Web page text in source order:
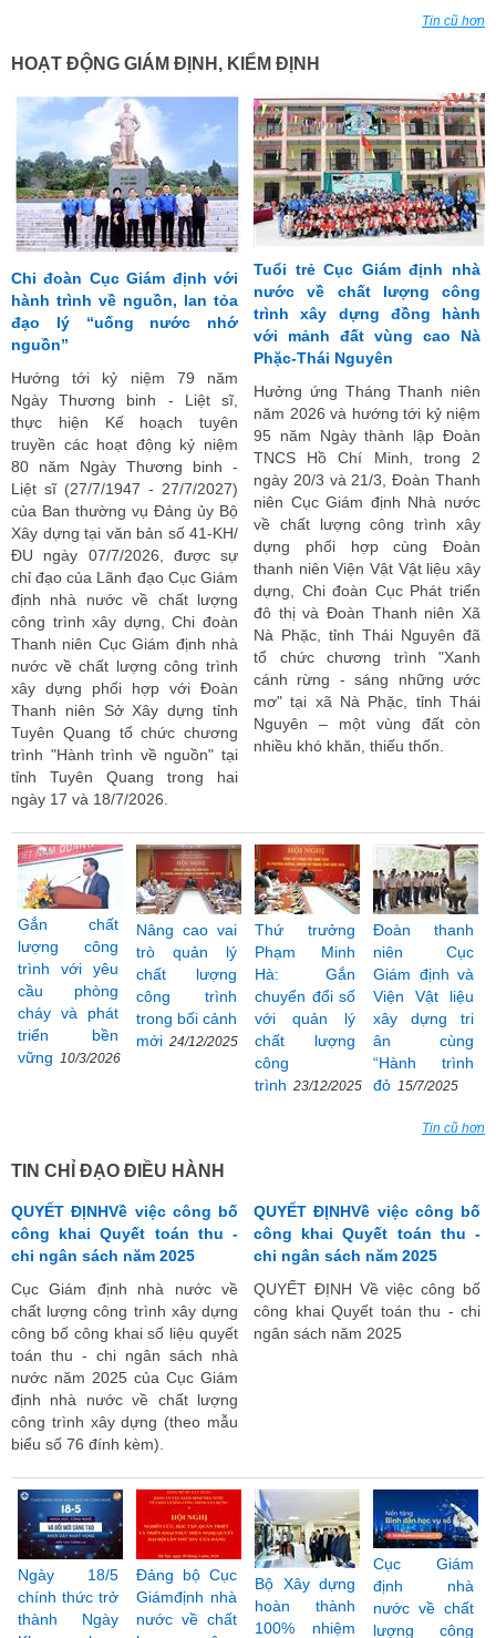
Tin cũ hơn
HOẠT ĐỘNG GIÁM ĐỊNH, KIỂM ĐỊNH
Chi đoàn Cục Giám định với
hành trình về nguồn, lan tỏa
đạo lý “uống nước nhớ
nguồn”
Hướng tới kỷ niệm 79 năm
Ngày Thương binh - Liệt sĩ,
thực hiện Kế hoạch tuyên
truyền các hoạt động kỷ niệm
80 năm Ngày Thương binh -
Liệt sĩ (27/7/1947 - 27/7/2027)
của Ban thường vụ Đảng ủy Bộ
Xây dựng tại văn bản số 41-KH/
ĐU ngày 07/7/2026, được sự
chỉ đạo của Lãnh đạo Cục Giám
định nhà nước về chất lượng
công trình xây dựng, Chi đoàn
Thanh niên Cục Giám định nhà
nước về chất lượng công trình
xây dựng phối hợp với Đoàn
Thanh niên Sở Xây dựng tỉnh
Tuyên Quang tổ chức chương
trình "Hành trình về nguồn" tại
tỉnh Tuyên Quang trong hai
ngày 17 và 18/7/2026.
Tuổi trẻ Cục Giám định nhà
nước về chất lượng công
trình xây dựng đồng hành
với mảnh đất vùng cao Nà
Phặc-Thái Nguyên
Hưởng ứng Tháng Thanh niên
năm 2026 và hướng tới kỷ niệm
95 năm Ngày thành lập Đoàn
TNCS Hồ Chí Minh, trong 2
ngày 20/3 và 21/3, Đoàn Thanh
niên Cục Giám định Nhà nước
về chất lượng công trình xây
dựng phối hợp cùng Đoàn
thanh niên Viện Vật Vật liệu xây
dựng, Chi đoàn Cục Phát triển
đô thị và Đoàn Thanh niên Xã
Nà Phặc, tỉnh Thái Nguyên đã
tổ chức chương trình "Xanh
cánh rừng - sáng những ước
mơ" tại xã Nà Phặc, tỉnh Thái
Nguyên – một vùng đất còn
nhiều khó khăn, thiếu thốn.
Gắn chất
lượng công
trình với yêu
cầu phòng
cháy và phát
triển bền
vững 10/3/2026
Nâng cao vai
trò quản lý
chất lượng
công trình
trong bối cảnh
mới 24/12/2025
Thứ trưởng
Phạm Minh
Hà: Gắn
chuyển đổi số
với quản lý
chất lượng
công
trình 23/12/2025
Đoàn thanh
niên Cục
Giám định và
Viện Vật liệu
xây dựng tri
ân cùng
“Hành trình
đỏ 15/7/2025
Tin cũ hơn
TIN CHỈ ĐẠO ĐIỀU HÀNH
QUYẾT ĐỊNHVề việc công bố
công khai Quyết toán thu -
chi ngân sách năm 2025
Cục Giám định nhà nước về
chất lượng công trình xây dựng
công bố công khai số liệu quyết
toán thu - chi ngân sách nhà
nước năm 2025 của Cục Giám
định nhà nước về chất lượng
công trình xây dựng (theo mẫu
biểu số 76 đính kèm).
QUYẾT ĐỊNHVề việc công bố
công khai Quyết toán thu -
chi ngân sách năm 2025
QUYẾT ĐỊNH Về việc công bố
công khai Quyết toán thu - chi
ngân sách năm 2025
Ngày 18/5
chính thức trở
thành Ngày
Đảng bộ Cục
Giámđịnh nhà
nước về chất
Bộ Xây dựng
hoàn thành
100% nhiệm
Cục Giám
định nhà
nước về chất
lượng công